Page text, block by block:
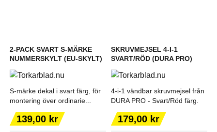
2-PACK SVART S-MÄRKE
NUMMERSKYLT (EU-SKYLT)
S-märke dekal i svart färg, för
montering över ordinarie...
Pris
139,00 kr
SKRUVMEJSEL 4-I-1
SVART/RÖD (DURA PRO)
4-i-1 vändbar skruvmejsel från
DURA PRO - Svart/Röd färg.
Pris
179,00 kr